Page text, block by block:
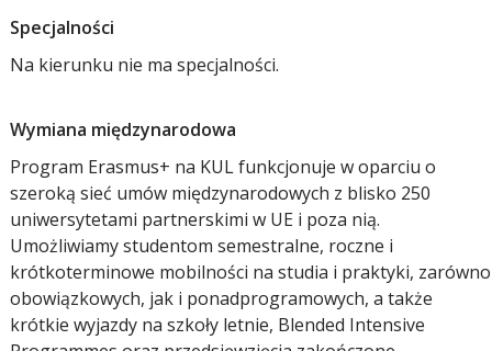
Specjalności
Na kierunku nie ma specjalności.
Wymiana międzynarodowa
Program Erasmus+ na KUL funkcjonuje w oparciu o
szeroką sieć umów międzynarodowych z blisko 250
uniwersytetami partnerskimi w UE i poza nią.
Umożliwiamy studentom semestralne, roczne i
krótkoterminowe mobilności na studia i praktyki, zarówno
obowiązkowych, jak i ponadprogramowych, a także
krótkie wyjazdy na szkoły letnie, Blended Intensive